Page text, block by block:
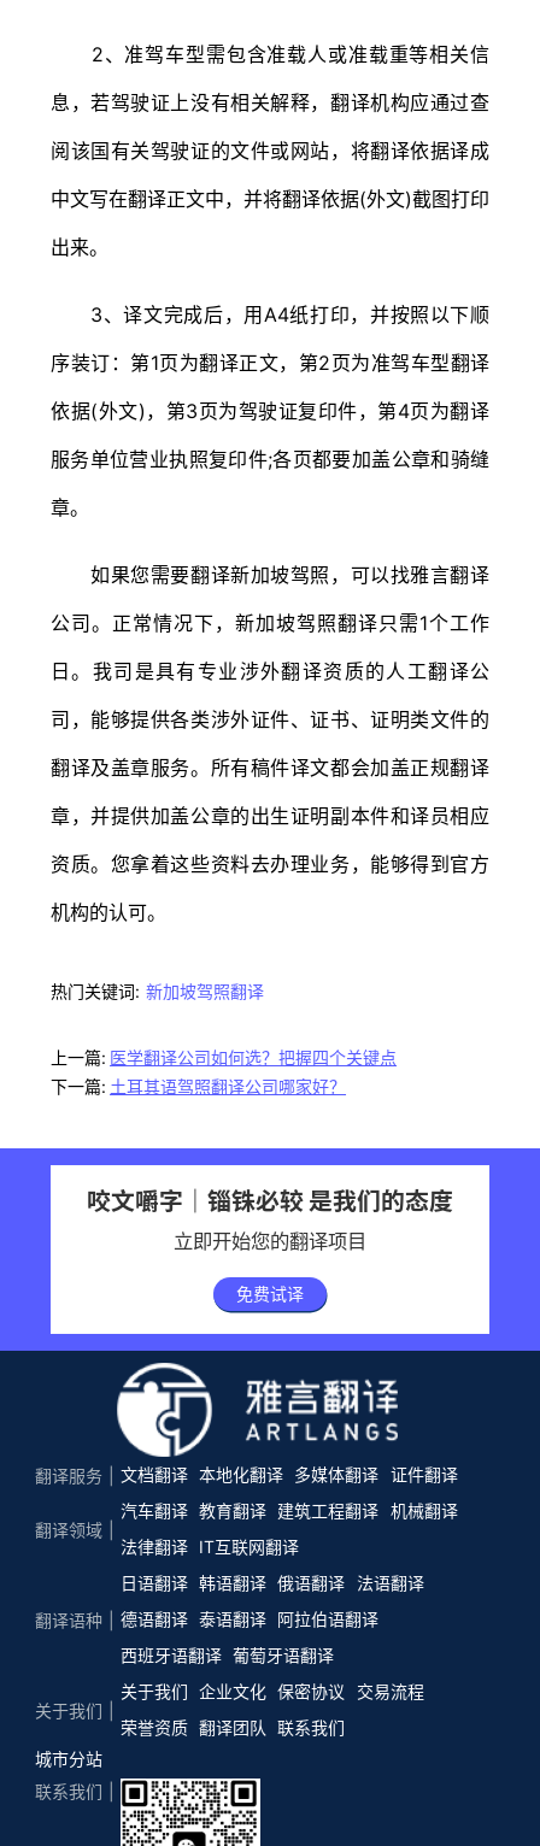
2、准驾车型需包含准载人或准载重等相关信
息，若驾驶证上没有相关解释，翻译机构应通过查
阅该国有关驾驶证的文件或网站，将翻译依据译成
中文写在翻译正文中，并将翻译依据(外文)截图打印
出来。
3、译文完成后，用A4纸打印，并按照以下顺
序装订：第1页为翻译正文，第2页为准驾车型翻译
依据(外文)，第3页为驾驶证复印件，第4页为翻译
服务单位营业执照复印件;各页都要加盖公章和骑缝
章。
如果您需要翻译新加坡驾照，可以找雅言翻译
公司。正常情况下，新加坡驾照翻译只需1个工作
日。我司是具有专业涉外翻译资质的人工翻译公
司，能够提供各类涉外证件、证书、证明类文件的
翻译及盖章服务。所有稿件译文都会加盖正规翻译
章，并提供加盖公章的出生证明副本件和译员相应
资质。您拿着这些资料去办理业务，能够得到官方
机构的认可。
热门关键词: 新加坡驾照翻译
上一篇: 医学翻译公司如何选？把握四个关键点
下一篇: 土耳其语驾照翻译公司哪家好？
咬文嚼字｜锱铢必较 是我们的态度
立即开始您的翻译项目
免费试译
翻译服务 文档翻译 本地化翻译 多媒体翻译 证件翻译
翻译领域
汽车翻译 教育翻译 建筑工程翻译 机械翻译
法律翻译
IT互联网翻译
翻译语种
日语翻译 韩语翻译 俄语翻译
法语翻译
德语翻译 泰语翻译 阿拉伯语翻译
西班牙语翻译 葡萄牙语翻译
关于我们
关于我们 企业文化 保密协议
交易流程
荣誉资质 翻译团队
联系我们
城市分站
联系我们